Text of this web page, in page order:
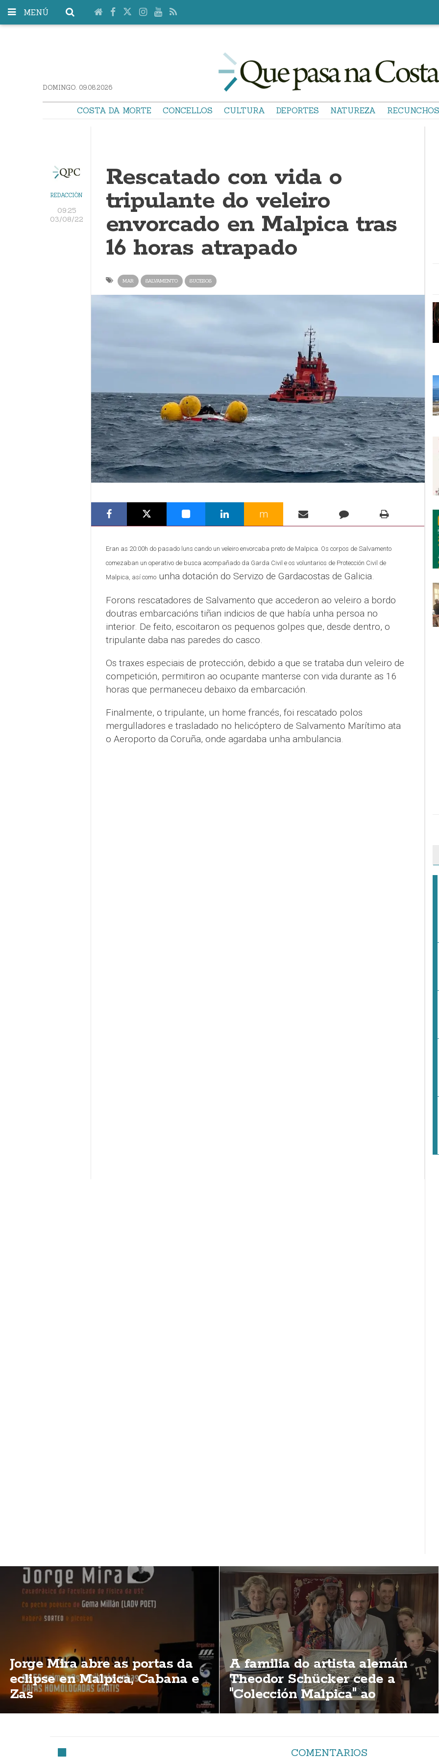
MENÚ
DOMINGO. 09.08.2026
COSTA DA MORTE CONCELLOS CULTURA DEPORTES NATUREZA RECUNCHOS
REDACCIÓN
09:25
03/08/22
Rescatado con vida o
tripulante do veleiro
envorcado en Malpica tras
16 horas atrapado
MAR SALVAMENTO SUCESOS
m
Eran as 20:00h do pasado luns cando un veleiro envorcaba preto de Malpica. Os corpos de Salvamento
comezaban un operativo de busca acompañado da Garda Civil e os voluntarios de Protección Civil de
Malpica, así comounha dotación do Servizo de Gardacostas de Galicia.
Forons rescatadores de Salvamento que accederon ao veleiro a bordo
doutras embarcacións tiñan indicios de que había unha persoa no
interior. De feito, escoitaron os pequenos golpes que, desde dentro, o
tripulante daba nas paredes do casco.
Os traxes especiais de protección, debido a que se trataba dun veleiro de
competición, permitiron ao ocupante manterse con vida durante as 16
horas que permaneceu debaixo da embarcación.
Finalmente, o tripulante, un home francés, foi rescatado polos
mergulladores e trasladado no helicóptero de Salvamento Marítimo ata
o Aeroporto da Coruña, onde agardaba unha ambulancia.
Jorge Mira abre as portas da
eclipse en Malpica, Cabana e
Zas
A familia do artista alemán
Theodor Schücker cede a
"Colección Malpica" ao
concello malpicán
COMENTARIOS